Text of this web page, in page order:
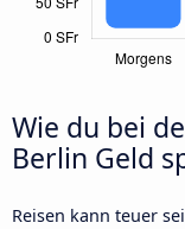
Wie du bei
Berlin Geld
Reisen kann teuer